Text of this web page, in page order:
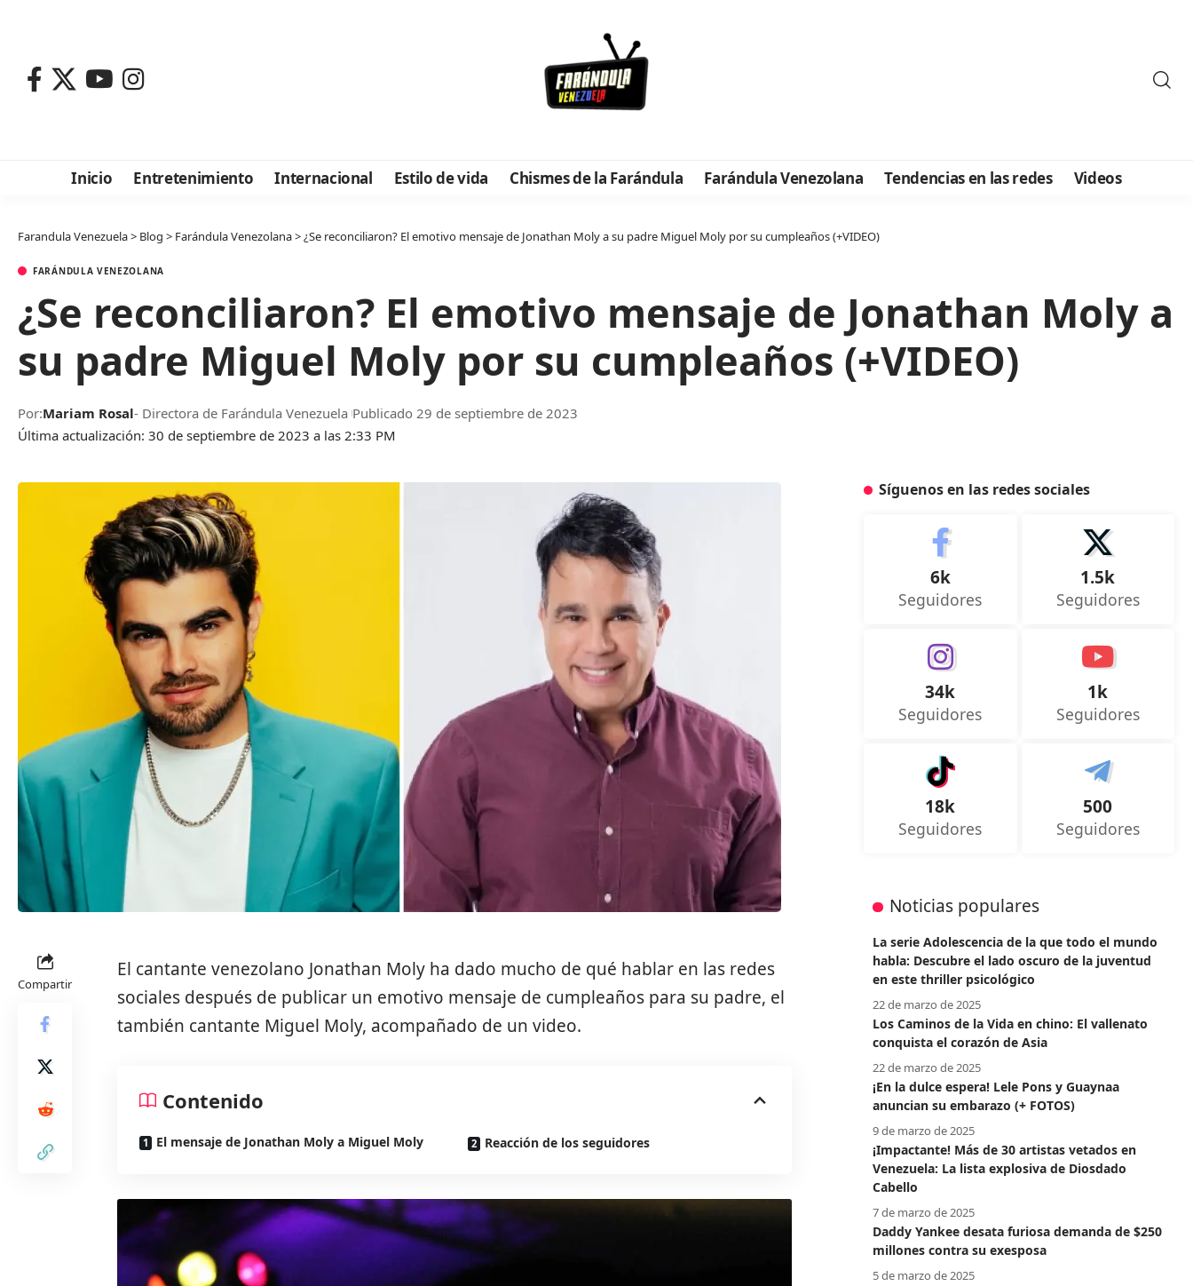
Inicio Entretenimiento Internacional Estilo de vida Chismes de la Farándula Farándula Venezolana Tendencias en las redes Videos
Farandula Venezuela> Blog > Farándula Venezolana>¿Se reconciliaron? El emotivo mensaje de Jonathan Moly a su padre Miguel Moly por su cumpleaños (+VIDEO)
FARÁNDULA VENEZOLANA
¿Se reconciliaron? El emotivo mensaje de Jonathan Moly a
su padre Miguel Moly por su cumpleaños (+VIDEO)
Última actualización: 30 de septiembre de 2023 a las 2:33 PM
Por:Mariam Rosal- Directora de Farándula Venezuela Publicado 29 de septiembre de 2023
Compartir
El cantante venezolano Jonathan Moly ha dado mucho de qué hablar en las redes
sociales después de publicar un emotivo mensaje de cumpleaños para su padre, el
también cantante Miguel Moly, acompañado de un video.
Contenido
El mensaje de Jonathan Moly a Miguel Moly Reacción de los seguidores
Síguenos en las redes sociales
6k
Seguidores
1.5k
Seguidores
34k
Seguidores
1k
Seguidores
18k
Seguidores
500
Seguidores
Noticias populares
La serie Adolescencia de la que todo el mundo
habla: Descubre el lado oscuro de la juventud
en este thriller psicológico
22 de marzo de 2025
Los Caminos de la Vida en chino: El vallenato
conquista el corazón de Asia
22 de marzo de 2025
¡En la dulce espera! Lele Pons y Guaynaa
anuncian su embarazo (+ FOTOS)
9 de marzo de 2025
¡Impactante! Más de 30 artistas vetados en
Venezuela: La lista explosiva de Diosdado
Cabello
7 de marzo de 2025
Daddy Yankee desata furiosa demanda de $250
millones contra su exesposa
5 de marzo de 2025